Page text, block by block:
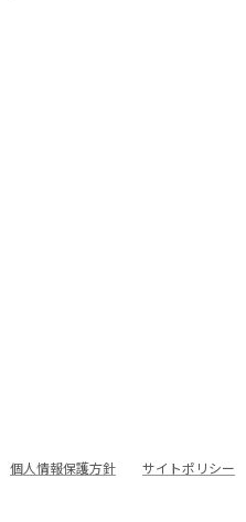
個人情報保護方針 サイトポリシー